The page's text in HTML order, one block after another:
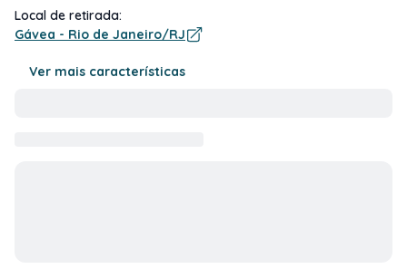
Local de retirada:
Gávea - Rio de Janeiro/RJ
Ver mais características